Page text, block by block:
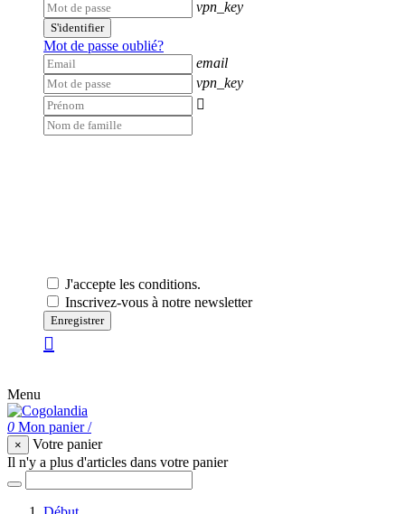
vpn_key
S'identifier
Mot de passe oublié?
email
vpn_key

J'accepte les conditions.
Inscrivez-vous à notre newsletter
Enregistrer
Menu
0 Mon panier/
×
Votre panier
Il n'y a plus d'articles dans votre panier